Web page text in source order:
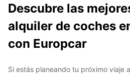
Descubre las
alquiler de coches
con Europcar
Si estás planeando tu próximo viaje